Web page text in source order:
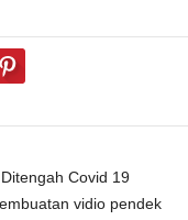
Ditengah Covid 19
vidio pendek